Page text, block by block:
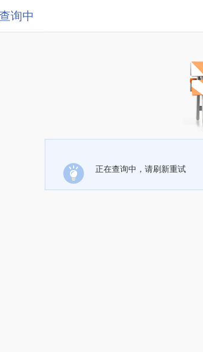
询中
正在查询中，请刷新重试